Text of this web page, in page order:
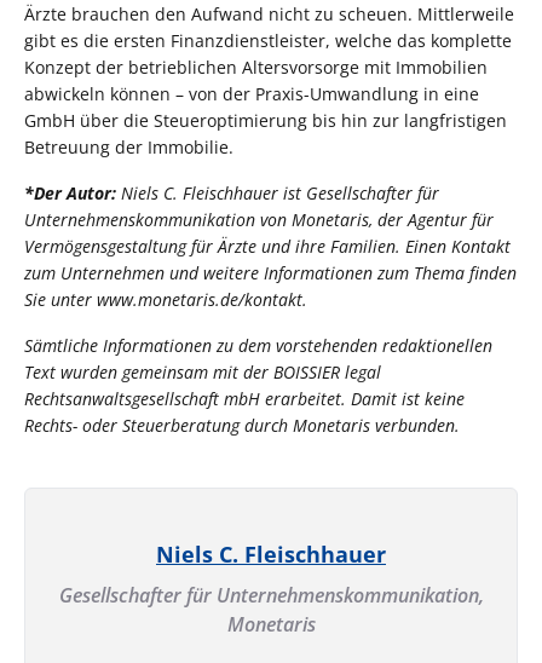
Ärzte brauchen den Aufwand nicht zu scheuen. Mittlerweile
gibt es die ersten Finanzdienstleister, welche das komplette
Konzept der betrieblichen Altersvorsorge mit Immobilien
abwickeln können – von der Praxis-Umwandlung in eine
GmbH über die Steueroptimierung bis hin zur langfristigen
Betreuung der Immobilie.
*Der Autor: Niels C. Fleischhauer ist Gesellschafter für
Unternehmenskommunikation von Monetaris, der Agentur für
Vermögensgestaltung für Ärzte und ihre Familien. Einen Kontakt
zum Unternehmen und weitere Informationen zum Thema finden
Sie unter www.monetaris.de/kontakt.
Sämtliche Informationen zu dem vorstehenden redaktionellen
Text wurden gemeinsam mit der BOISSIER legal
Rechtsanwaltsgesellschaft mbH erarbeitet. Damit ist keine
Rechts- oder Steuerberatung durch Monetaris verbunden.
Niels C. Fleischhauer
Gesellschafter für Unternehmenskommunikation,
Monetaris